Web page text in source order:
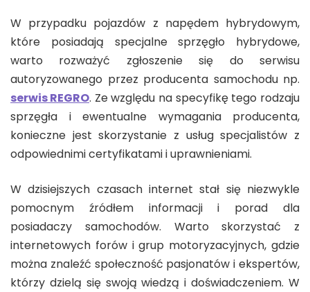
W przypadku pojazdów z napędem hybrydowym,
które posiadają specjalne sprzęgło hybrydowe,
warto rozważyć zgłoszenie się do serwisu
autoryzowanego przez producenta samochodu np.
serwis REGRO. Ze względu na specyfikę tego rodzaju
sprzęgła i ewentualne wymagania producenta,
konieczne jest skorzystanie z usług specjalistów z
odpowiednimi certyfikatami i uprawnieniami.
W dzisiejszych czasach internet stał się niezwykle
pomocnym źródłem informacji i porad dla
posiadaczy samochodów. Warto skorzystać z
internetowych forów i grup motoryzacyjnych, gdzie
można znaleźć społeczność pasjonatów i ekspertów,
którzy dzielą się swoją wiedzą i doświadczeniem. W